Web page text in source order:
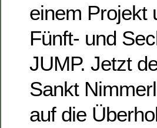
einem Projekt
Fünft- und
JUMP. Jetzt
Sankt
auf die